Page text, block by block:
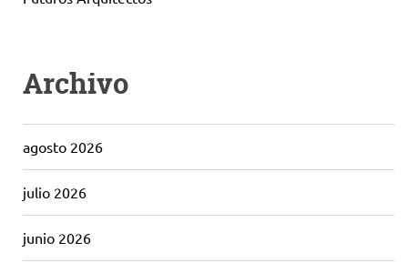
Archivo
agosto 2026
julio 2026
junio 2026